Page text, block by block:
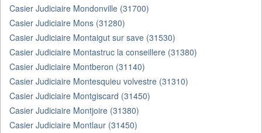
Casier Judiciaire Mondonville (31700)
Casier Judiciaire Mons (31280)
Casier Judiciaire Montaigut sur save (31530)
Casier Judiciaire Montastruc la conseillere (31380)
Casier Judiciaire Montberon (31140)
Casier Judiciaire Montesquieu volvestre (31310)
Casier Judiciaire Montgiscard (31450)
Casier Judiciaire Montjoire (31380)
Casier Judiciaire Montlaur (31450)